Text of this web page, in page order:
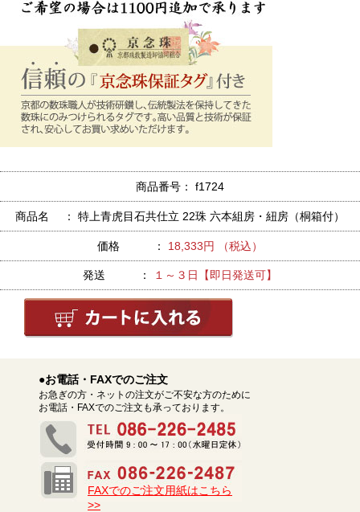
商品番号： f1724
商品名 ： 特上青虎目石共仕立 22珠 六本組房・紐房（桐箱付）
価格 ： 18,333円 （税込）
発送 ： １～３日【即日発送可】
●お電話・FAXでのご注文
お急ぎの方・ネットの注文がご不安な方のために
お電話・FAXでのご注文も承っております。
FAXでのご注文用紙はこちら
>>